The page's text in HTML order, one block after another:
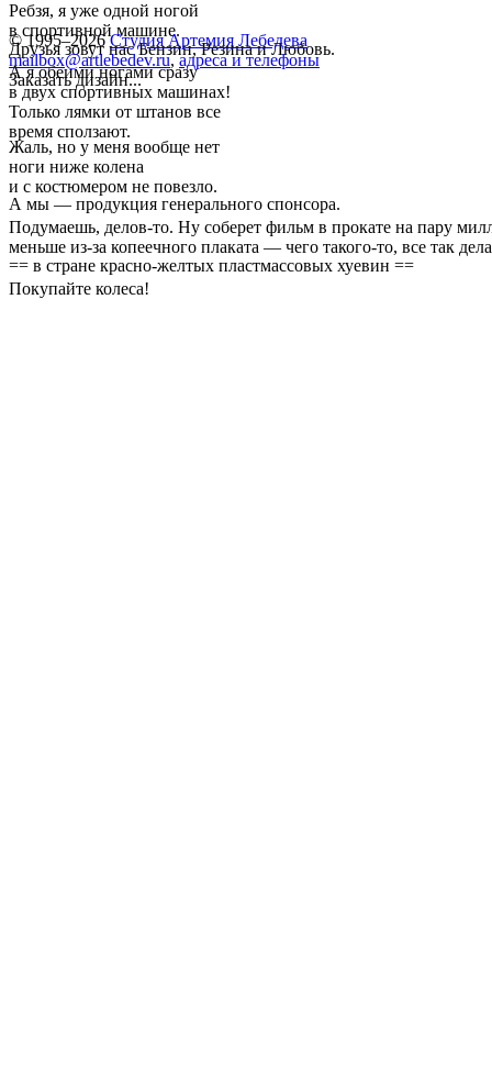
Ребзя, я уже одной ногой
в спортивной машине.
Друзья зовут нас Бензин, Резина и Любовь.
А я обеими ногами сразу
в двух спортивных машинах!
Только лямки от штанов все
время сползают.
Жаль, но у меня вообще нет
ноги ниже колена
и с костюмером не повезло.
А мы — продукция генерального спонсора.
Подумаешь, делов-то. Ну соберет фильм в прокате на пару
меньше из-за копеечного плаката — чего такого-то, все так
== в стране красно-желтых пластмассовых хуевин ==
Покупайте колеса!
© 1995–2026 Студия Артемия Лебедева
mailbox@artlebedev.ru, адреса и телефоны
Заказать дизайн...